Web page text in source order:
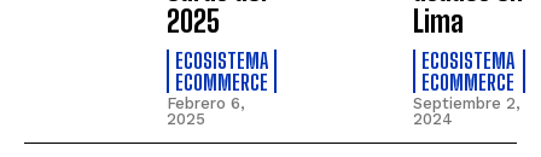
2025
ECOSISTEMA
ECOMMERCE
Febrero 6,
2025
Lima
ECOSISTEMA
ECOMMERCE
Septiembre 2,
2024